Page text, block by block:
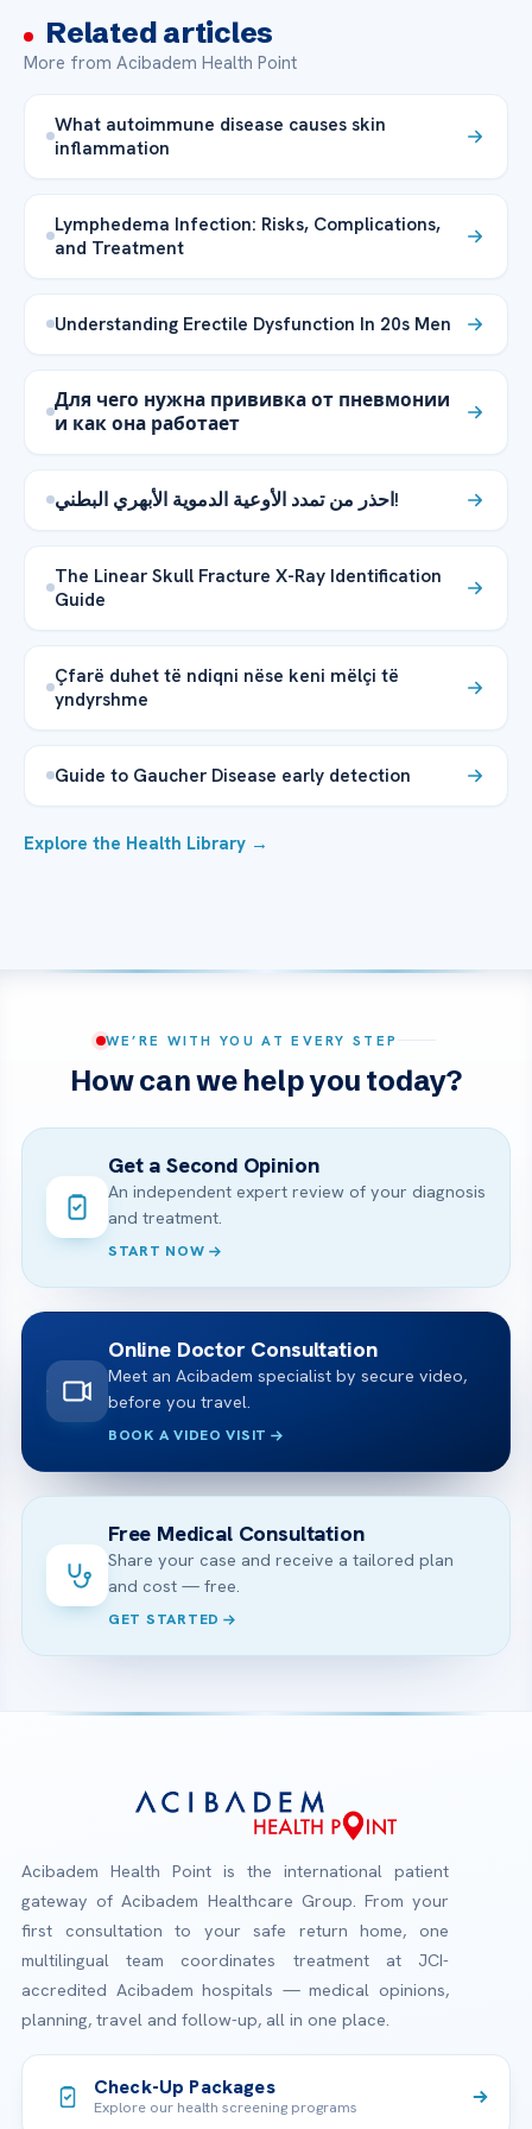
Related articles
More from Acibadem Health Point
What autoimmune disease causes skin
inflammation
Lymphedema Infection: Risks, Complications,
and Treatment
Understanding Erectile Dysfunction In 20s Men
Для чего нужна прививка от пневмонии
и как она работает
احذر من تمدد الأوعية الدموية الأبهري البطني!
The Linear Skull Fracture X-Ray Identification
Guide
Çfarë duhet të ndiqni nëse keni mëlçi të
yndyrshme
Guide to Gaucher Disease early detection
Explore the Health Library →
WE’RE WITH YOU AT EVERY STEP
How can we help you today?
Get a Second Opinion
An independent expert review of your diagnosis
and treatment.
START NOW
Online Doctor Consultation
Meet an Acibadem specialist by secure video,
before you travel.
BOOK A VIDEO VISIT
Free Medical Consultation
Share your case and receive a tailored plan
and cost — free.
GET STARTED
Acibadem Health Point is the international patient
gateway of Acibadem Healthcare Group. From your
first consultation to your safe return home, one
multilingual team coordinates treatment at JCI-
accredited Acibadem hospitals — medical opinions,
planning, travel and follow-up, all in one place.
Check-Up Packages
Explore our health screening programs